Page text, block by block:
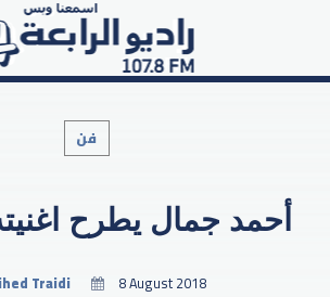
in the website:
فن
أحمد جمال يطرح
Traidi 8 August 2018